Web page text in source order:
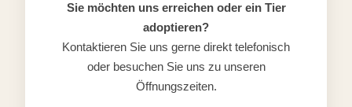
Sie möchten uns erreichen oder ein Tier
adoptieren?
Kontaktieren Sie uns gerne direkt telefonisch
oder besuchen Sie uns zu unseren
Öffnungszeiten.